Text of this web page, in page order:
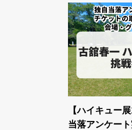
【ハイキュー
当落アンケー